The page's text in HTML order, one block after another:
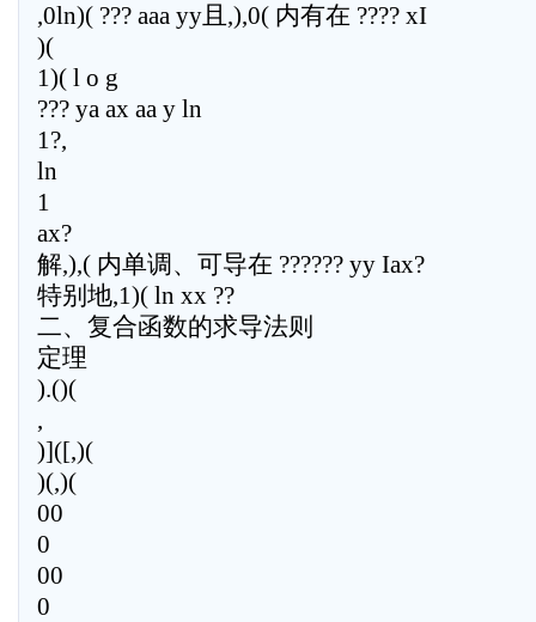
,0ln)( ??? aaa yy且,),0( 内有在 ???? xI
)(
1)( l o g
??? ya ax aa y ln
1?,
ln
1
ax?
解,),( 内单调、可导在 ?????? yy Iax?
特别地,1)( ln xx ??
二、复合函数的求导法则
定理
).()(
,
)]([,)(
)(,)(
00
0
00
0